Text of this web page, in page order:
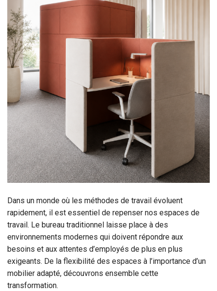
Dans un monde où les méthodes de travail évoluent
rapidement, il est essentiel de repenser nos espaces de
travail. Le bureau traditionnel laisse place à des
environnements modernes qui doivent répondre aux
besoins et aux attentes d’employés de plus en plus
exigeants. De la flexibilité des espaces à l’importance d’un
mobilier adapté, découvrons ensemble cette
transformation.